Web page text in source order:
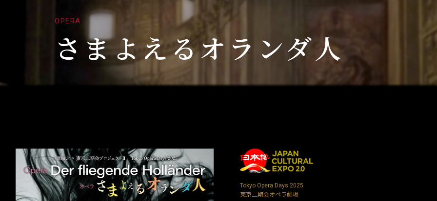
OPERA
さまよえるオランダ人
Tokyo Opera Days 2025
東京二期会オペラ劇場